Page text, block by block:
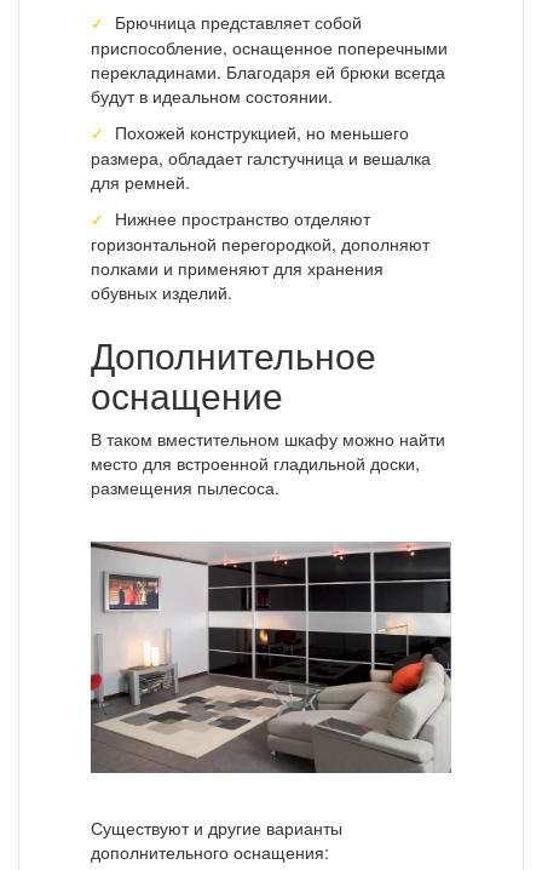
Брючница представляет собой
приспособление, оснащенное поперечными
перекладинами. Благодаря ей брюки всегда
будут в идеальном состоянии.
Похожей конструкцией, но меньшего
размера, обладает галстучница и вешалка
для ремней.
Нижнее пространство отделяют
горизонтальной перегородкой, дополняют
полками и применяют для хранения
обувных изделий.
Дополнительное
оснащение
В таком вместительном шкафу можно найти
место для встроенной гладильной доски,
размещения пылесоса.
Существуют и другие варианты
дополнительного оснащения: